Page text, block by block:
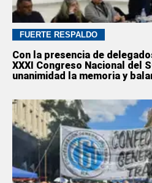
FUERTE RESPALDO
Con la presencia de
XXXI Congreso Nacional del
unanimidad la memoria y